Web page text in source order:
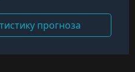
прогноза